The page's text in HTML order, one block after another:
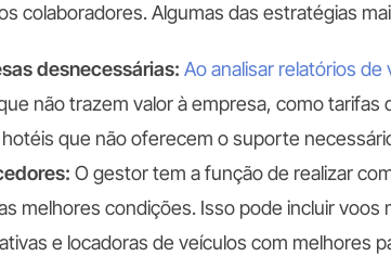
colaboradores. Algumas das estratégias
desnecessárias: Ao analisar relatórios
não trazem valor à empresa, como tarifas
que não oferecem o suporte
O gestor tem a função de realizar
melhores condições. Isso pode incluir voos
e locadoras de veículos com melhores